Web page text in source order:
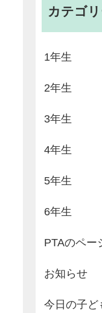
カテゴ
1年生
2年生
3年生
4年生
5年生
6年生
PTAのペー
お知らせ
今日の子ど